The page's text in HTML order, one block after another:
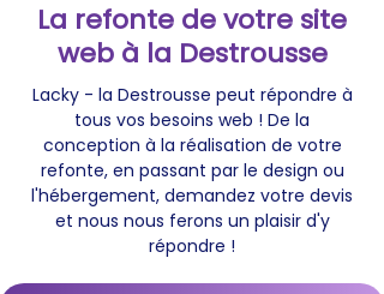
La refonte de votre site
web à la Destrousse
Lacky - la Destrousse peut répondre à
tous vos besoins web ! De la
conception à la réalisation de votre
refonte, en passant par le design ou
l'hébergement, demandez votre devis
et nous nous ferons un plaisir d'y
répondre !